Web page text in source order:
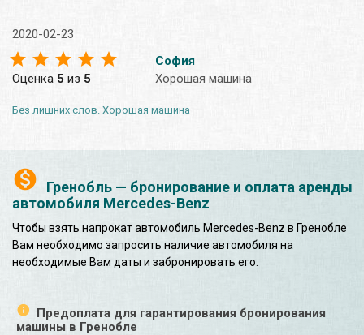
Гренобль — бронирование и оплата аренды
автомобиля Mercedes-Benz
Чтобы взять напрокат автомобиль Mercedes-Benz в Гренобле
Вам необходимо запросить наличие автомобиля на
необходимые Вам даты и забронировать его.
Предоплата для гарантирования бронирования
машины в Гренобле
2020-02-23
Оценка 5 из 5
София
Хорошая машина
Без лишних слов. Хорошая машина